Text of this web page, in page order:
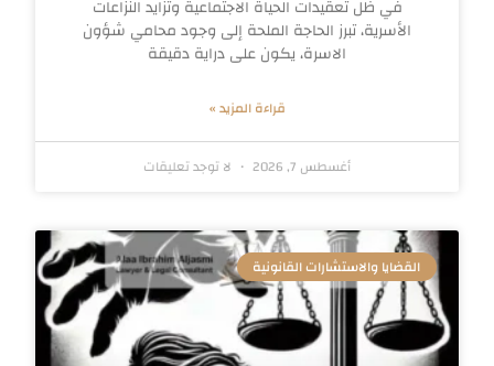
في ظل تعقيدات الحياة الاجتماعية وتزايد النزاعات
الأسرية، تبرز الحاجة الملحة إلى وجود محامي شؤون
الاسرة، يكون على دراية دقيقة
قراءة المزيد »
أغسطس 7, 2026 لا توجد تعليقات
القضايا والاستشارات القانونية